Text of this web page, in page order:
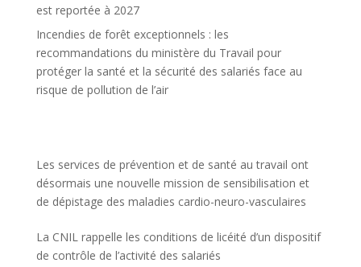
est reportée à 2027
Incendies de forêt exceptionnels : les
recommandations du ministère du Travail pour
protéger la santé et la sécurité des salariés face au
risque de pollution de l’air
Les services de prévention et de santé au travail ont
désormais une nouvelle mission de sensibilisation et
de dépistage des maladies cardio-neuro-vasculaires
La CNIL rappelle les conditions de licéité d’un dispositif
de contrôle de l’activité des salariés